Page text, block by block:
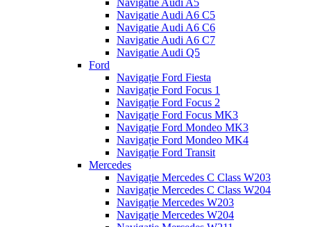
Navigatie Audi A5
Navigatie Audi A6 C5
Navigatie Audi A6 C6
Navigatie Audi A6 C7
Navigatie Audi Q5
Ford
Navigație Ford Fiesta
Navigație Ford Focus 1
Navigație Ford Focus 2
Navigație Ford Focus MK3
Navigație Ford Mondeo MK3
Navigație Ford Mondeo MK4
Navigație Ford Transit
Mercedes
Navigație Mercedes C Class W203
Navigație Mercedes C Class W204
Navigație Mercedes W203
Navigație Mercedes W204